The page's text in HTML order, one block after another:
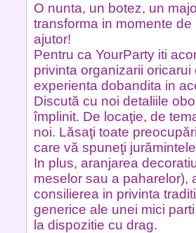
O nunta, un botez, un
transforma in momente
ajutor!
Pentru ca YourParty iti
privinta organizarii
experienta dobandita in
Discută cu noi detaliile
împlinit. De locaţie, de
noi. Lăsaţi toate
care vă spuneţi
In plus, aranjarea
meselor sau a paharelor),
consilierea in privinta
generice ale unei mici
la dispozitie cu drag.